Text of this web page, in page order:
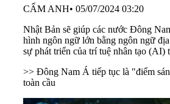
CẨM ANH• 05/07/2024 03:20
Nhật Bản sẽ giúp các nước Đông
hình ngôn ngữ lớn bằng ngôn ngữ
sự phát triển của trí tuệ nhân tạo (AI)
>> Đông Nam Á tiếp tục là "điểm
toàn cầu